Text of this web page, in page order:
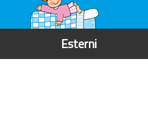
Esterni